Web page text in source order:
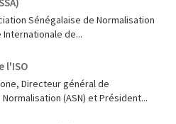
Sénégalaise de Normalisation
Internationale de...
l'ISO
Directeur général de
(ASN) et Président...